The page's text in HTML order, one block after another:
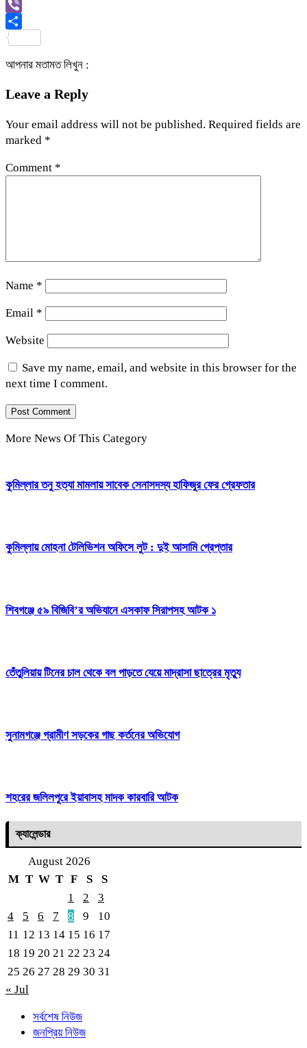
Link
Gmail
Viber
আপনার মতামত লিখুন :
Leave a Reply
Your email address will not be published. Required fields are
marked *
Comment *
Name *
Email *
Website
Save my name, email, and website in this browser for the
next time I comment.
More News Of This Category
কুমিল্লার তনু হত্যা মামলায় সাবেক সেনাসদস্য হাফিজুর ফের গ্রেফতার
কুমিল্লায় মোহনা টেলিভিশন অফিসে লুট : দুই আসামি গ্রেপ্তার
শিবগঞ্জে ৫৯ বিজিবি’র অভিযানে এসকাফ সিরাপসহ আটক ১
তেঁতুলিয়ায় টিনের চাল থেকে বল পাড়তে যেয়ে মাদ্রাসা ছাত্রের মৃত্যু
সুনামগঞ্জে গ্রামীণ সড়কের গাছ কর্তনের অভিযোগ
শহরের জলিলপুরে ইয়াবাসহ মাদক কারবারি আটক
ক্যালেন্ডার
August 2026
M T W T F S
S
1
2
3
4
5 6 7 8 9
10
11 12 13 14 15 16 17
18 19 20 21 22 23 24
25 26 27 28 29 30 31
« Jul
সর্বশেষ নিউজ
জনপ্রিয় নিউজ